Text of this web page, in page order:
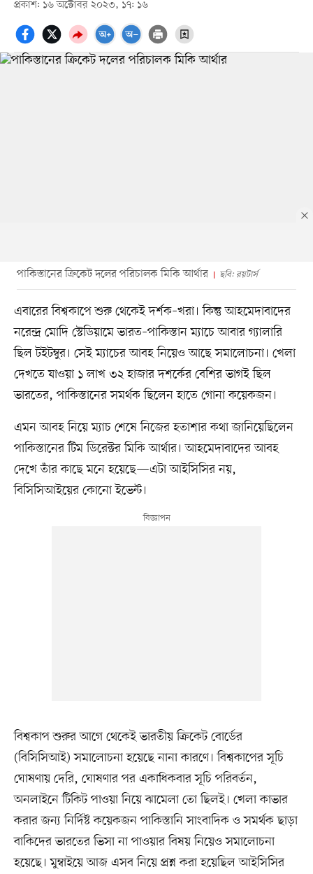
প্রকাশ: ১৬ অক্টোবর ২০২৩, ১৭: ১৬
পাকিস্তানের ক্রিকেট দলের পরিচালক মিকি আর্থার ছবি: রয়টার্স
এবারের বিশ্বকাপে শুরু থেকেই দর্শক–খরা। কিন্তু আহমেদাবাদের
নরেন্দ্র মোদি স্টেডিয়ামে ভারত–পাকিস্তান ম্যাচে আবার গ্যালারি
ছিল টইটম্বুর। সেই ম্যাচের আবহ নিয়েও আছে সমালোচনা। খেলা
দেখতে যাওয়া ১ লাখ ৩২ হাজার দশর্কের বেশির ভাগই ছিল
ভারতের, পাকিস্তানের সমর্থক ছিলেন হাতে গোনা কয়েকজন।
এমন আবহ নিয়ে ম্যাচ শেষে নিজের হতাশার কথা জানিয়েছিলেন
পাকিস্তানের টিম ডিরেক্টর মিকি আর্থার। আহমেদাবাদের আবহ
দেখে তাঁর কাছে মনে হয়েছে—এটা আইসিসির নয়,
বিসিসিআইয়ের কোনো ইভেন্ট।
বিশ্বকাপ শুরুর আগে থেকেই ভারতীয় ক্রিকেট বোর্ডের
(বিসিসিআই) সমালোচনা হয়েছে নানা কারণে। বিশ্বকাপের সূচি
ঘোষণায় দেরি, ঘোষণার পর একাধিকবার সূচি পরিবর্তন,
অনলাইনে টিকিট পাওয়া নিয়ে ঝামেলা তো ছিলই। খেলা কাভার
করার জন্য নির্দিষ্ট কয়েকজন পাকিস্তানি সাংবাদিক ও সমর্থক ছাড়া
বাকিদের ভারতের ভিসা না পাওয়ার বিষয় নিয়েও সমালোচনা
হয়েছে। মুম্বাইয়ে আজ এসব নিয়ে প্রশ্ন করা হয়েছিল আইসিসির